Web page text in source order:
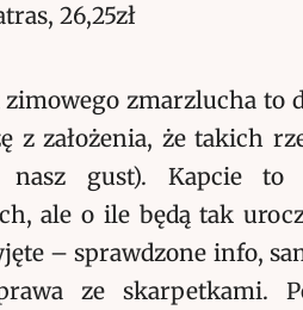
26,25zł
zmarzlucha to
z założenia, że takich
gust). Kapcie
ale o ile będą tak
– sprawdzone info,
ze skarpetkami.